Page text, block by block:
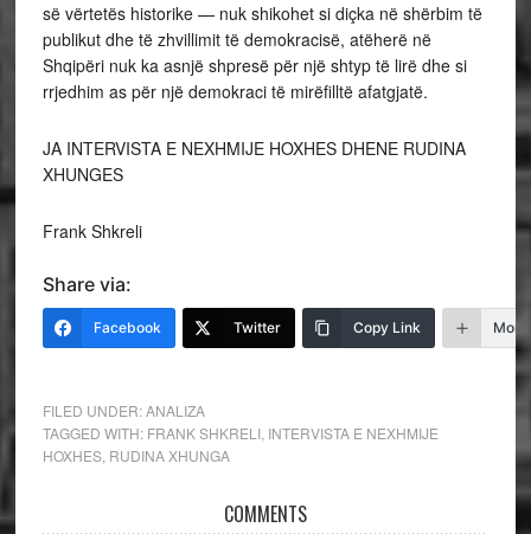
së vërtetës historike — nuk shikohet si diçka në shërbim të
publikut dhe të zhvillimit të demokracisë, atëherë në
Shqipëri nuk ka asnjë shpresë për një shtyp të lirë dhe si
rrjedhim as për një demokraci të mirëfilltë afatgjatë.
JA INTERVISTA E NEXHMIJE HOXHES DHENE RUDINA
XHUNGES
Frank Shkreli
Share via:
Facebook Twitter Copy Link More
FILED UNDER:ANALIZA
TAGGED WITH: FRANK SHKRELI, INTERVISTA E NEXHMIJE
HOXHES, RUDINA XHUNGA
COMMENTS